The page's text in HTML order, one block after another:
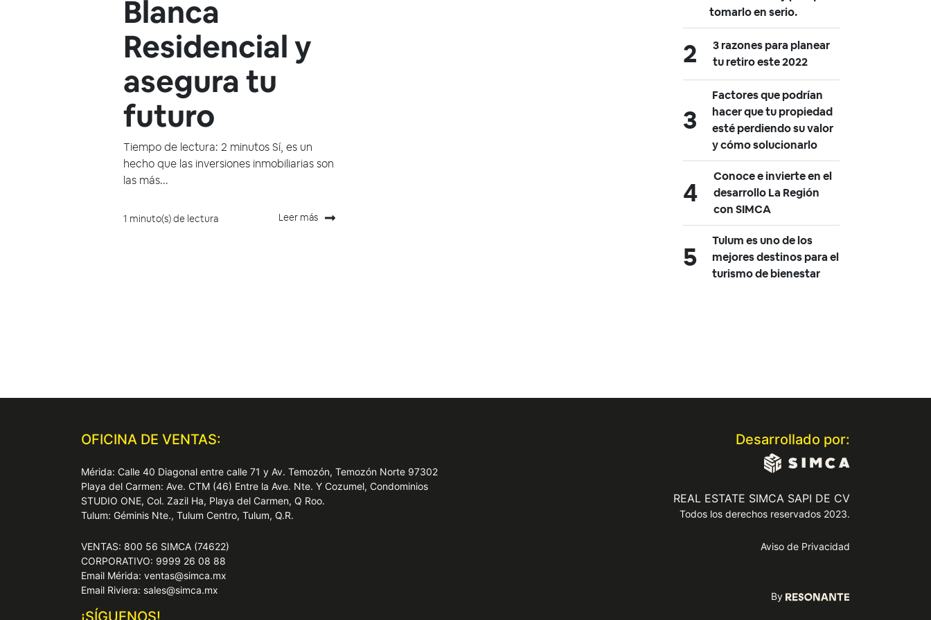
Blanca
Residencial y
asegura tu
futuro
Tiempo de lectura: 2 minutos Sí, es un
hecho que las inversiones inmobiliarias son
las más...
1 minuto(s) de lectura Leer más
tomarlo en serio.
3 razones para planear
tu retiro este 2022
Factores que podrían
hacer que tu propiedad
esté perdiendo su valor
y cómo solucionarlo
Conoce e invierte en el
desarrollo La Región
con SIMCA
Tulum es uno de los
mejores destinos para el
turismo de bienestar
OFICINA DE VENTAS:
Mérida: Calle 40 Diagonal entre calle 71 y Av. Temozón, Temozón Norte 97302
Playa del Carmen: Ave. CTM (46) Entre la Ave. Nte. Y Cozumel, Condominios
STUDIO ONE, Col. Zazil Ha, Playa del Carmen, Q Roo.
Tulum: Géminis Nte., Tulum Centro, Tulum, Q.R.
VENTAS: 800 56 SIMCA (74622)
CORPORATIVO: 9999 26 08 88
Email Mérida: ventas@simca.mx
Email Riviera: sales@simca.mx
¡SÍGUENOS!
Desarrollado por:
REAL ESTATE SIMCA SAPI DE CV
Todos los derechos reservados 2023.
Aviso de Privacidad
By